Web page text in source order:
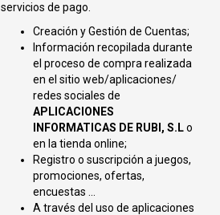
servicios de pago.
Creación y Gestión de Cuentas;
Información recopilada durante
el proceso de compra realizada
en el sitio web/aplicaciones/
redes sociales de
APLICACIONES
INFORMATICAS DE RUBI, S.Lo
en la tienda online;
Registro o suscripción a juegos,
promociones, ofertas,
encuestas ...
A través del uso de aplicaciones